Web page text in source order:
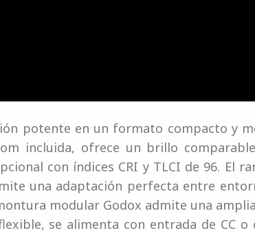
potente en un formato compacto y
incluida, ofrece un brillo
con índices CRI y TLCI de 96. El
una adaptación perfecta entre
modular Godox admite una
se alimenta con entrada de CC o